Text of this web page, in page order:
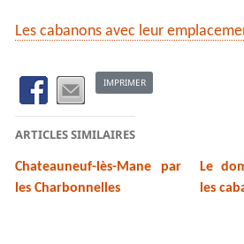
Les cabanons avec leur
IMPRIMER
ARTICLES SIMILAIRES
Chateauneuf-lès-Mane par
les Charbonnelles
Le
les